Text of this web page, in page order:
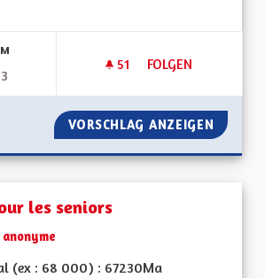
51 51 FOLLOWER
FOLGEN
SORTIR DU GRAND
VORSCHLAG ANZEIGEN
les seniors
(ex : 68 000) : 67230Ma